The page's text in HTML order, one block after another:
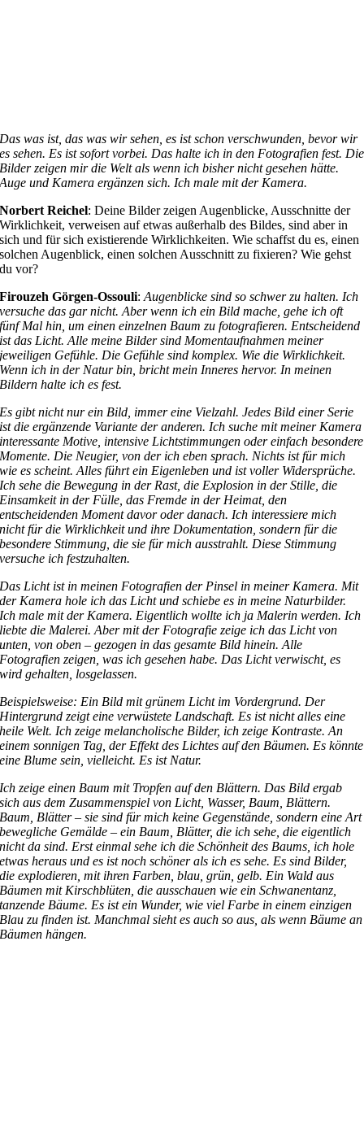
Das was ist, das was wir sehen, es ist schon verschwunden, bevor wir
es sehen. Es ist sofort vorbei. Das halte ich in den Fotografien fest. Die
Bilder zeigen mir die Welt als wenn ich bisher nicht gesehen hätte.
Auge und Kamera ergänzen sich. Ich male mit der Kamera.
Norbert Reichel: Deine Bilder zeigen Augenblicke, Ausschnitte der
Wirklichkeit, verweisen auf etwas außerhalb des Bildes, sind aber in
sich und für sich existierende Wirklichkeiten. Wie schaffst du es, einen
solchen Augenblick, einen solchen Ausschnitt zu fixieren? Wie gehst
du vor?
Firouzeh Görgen-Ossouli:Augenblicke sind so schwer zu halten. Ich
versuche das gar nicht. Aber wenn ich ein Bild mache, gehe ich oft
fünf Mal hin, um einen einzelnen Baum zu fotografieren. Entscheidend
ist das Licht. Alle meine Bilder sind Momentaufnahmen meiner
jeweiligen Gefühle. Die Gefühle sind komplex. Wie die Wirklichkeit.
Wenn ich in der Natur bin, bricht mein Inneres hervor. In meinen
Bildern halte ich es fest.
Es gibt nicht nur ein Bild, immer eine Vielzahl. Jedes Bild einer Serie
ist die ergänzende Variante der anderen. Ich suche mit meiner Kamera
interessante Motive, intensive Lichtstimmungen oder einfach besondere
Momente. Die Neugier, von der ich eben sprach. Nichts ist für mich
wie es scheint. Alles führt ein Eigenleben und ist voller Widersprüche.
Ich sehe die Bewegung in der Rast, die Explosion in der Stille, die
Einsamkeit in der Fülle, das Fremde in der Heimat, den
entscheidenden Moment davor oder danach. Ich interessiere mich
nicht für die Wirklichkeit und ihre Dokumentation, sondern für die
besondere Stimmung, die sie für mich ausstrahlt. Diese Stimmung
versuche ich festzuhalten.
Das Licht ist in meinen Fotografien der Pinsel in meiner Kamera. Mit
der Kamera hole ich das Licht und schiebe es in meine Naturbilder.
Ich male mit der Kamera. Eigentlich wollte ich ja Malerin werden. Ich
liebte die Malerei. Aber mit der Fotografie zeige ich das Licht von
unten, von oben – gezogen in das gesamte Bild hinein. Alle
Fotografien zeigen, was ich gesehen habe. Das Licht verwischt, es
wird gehalten, losgelassen.
Beispielsweise: Ein Bild mit grünem Licht im Vordergrund. Der
Hintergrund zeigt eine verwüstete Landschaft. Es ist nicht alles eine
heile Welt. Ich zeige melancholische Bilder, ich zeige Kontraste. An
einem sonnigen Tag, der Effekt des Lichtes auf den Bäumen. Es könnte
eine Blume sein, vielleicht. Es ist Natur.
Ich zeige einen Baum mit Tropfen auf den Blättern. Das Bild ergab
sich aus dem Zusammenspiel von Licht, Wasser, Baum, Blättern.
Baum, Blätter – sie sind für mich keine Gegenstände, sondern eine Art
bewegliche Gemälde – ein Baum, Blätter, die ich sehe, die eigentlich
nicht da sind. Erst einmal sehe ich die Schönheit des Baums, ich hole
etwas heraus und es ist noch schöner als ich es sehe. Es sind Bilder,
die explodieren, mit ihren Farben, blau, grün, gelb. Ein Wald aus
Bäumen mit Kirschblüten, die ausschauen wie ein Schwanentanz,
tanzende Bäume. Es ist ein Wunder, wie viel Farbe in einem einzigen
Blau zu finden ist. Manchmal sieht es auch so aus, als wenn Bäume an
Bäumen hängen.